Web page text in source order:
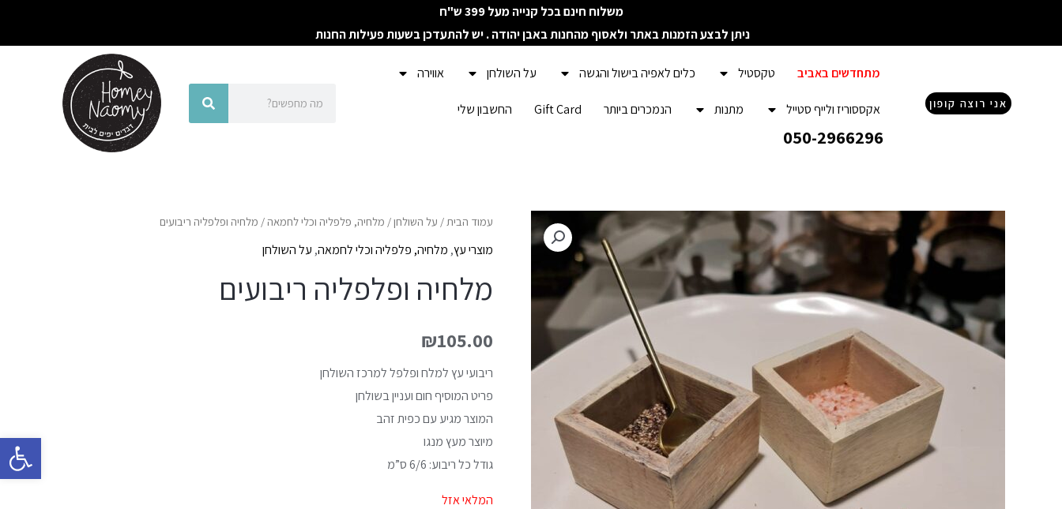
פתח
משלוח חינם בכל קנייה מעל 399 ש"ח
ניתן לבצע הזמנות באתר ולאסוף מהחנות באבן יהודה . יש להתעדכן בשעות פעילות החנות
אני רוצה קופון
מתחדשים באביב טקסטיל כלים לאפיה בישול והגשה על השולחן אווירה
אקססוריז ולייף סטייל מתנות הנמכרים ביותר Gift Card החשבון שלי
050-2966296
חיפוש
עמוד הבית/ על השולחן/ מלחיה, פלפליה וכלי לחמאה / מלחיה ופלפליה ריבועים
מוצרי עץ, מלחיה, פלפליה וכלי לחמאה, על השולחן
מלחיה ופלפליה ריבועים
₪105.00
ריבועי עץ למלח ופלפל למרכז השולחן
פריט המוסיף חום ועניין בשולחן
המוצר מגיע עם כפית זהב
מיוצר מעץ מנגו
גודל כל ריבוע: 6/6 ס”מ
המלאי אזל